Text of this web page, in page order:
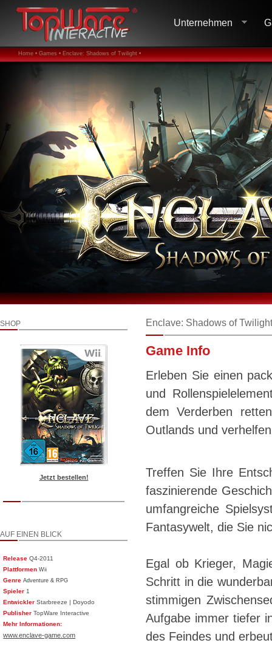
Unternehmen
Home • Games • Enclave: Shadows of Twilight •
SHOP
Jetzt bestellen!
AUF EINEN BLICK
Release Q4-2011
Plattformen Wii
Genre Adventure & RPG
Spieler 1
Entwickler Starbreeze | Doyodo
Publisher TopWare Interactive
Mehr Informationen:
www.enclave-game.com
Enclave: Shadows of Twilight
Game Info
Erleben Sie einen
und
dem Verderben
Outlands und
Treffen Sie Ihre
faszinierende
umfangreiche
Fantasywelt, die Sie
Egal ob Krieger,
Schritt in die
stimmigen
Aufgabe immer tiefer
des Feindes und